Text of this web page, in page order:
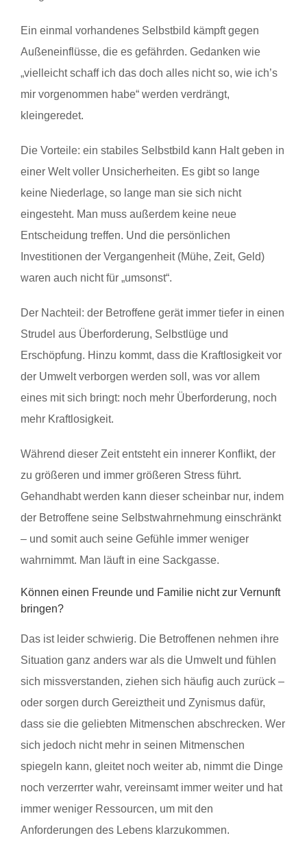
Ein einmal vorhandenes Selbstbild kämpft gegen
Außeneinflüsse, die es gefährden. Gedanken wie
„vielleicht schaff ich das doch alles nicht so, wie ich’s
mir vorgenommen habe“ werden verdrängt,
kleingeredet.
Die Vorteile: ein stabiles Selbstbild kann Halt geben in
einer Welt voller Unsicherheiten. Es gibt so lange
keine Niederlage, so lange man sie sich nicht
eingesteht. Man muss außerdem keine neue
Entscheidung treffen. Und die persönlichen
Investitionen der Vergangenheit (Mühe, Zeit, Geld)
waren auch nicht für „umsonst“.
Der Nachteil: der Betroffene gerät immer tiefer in einen
Strudel aus Überforderung, Selbstlüge und
Erschöpfung. Hinzu kommt, dass die Kraftlosigkeit vor
der Umwelt verborgen werden soll, was vor allem
eines mit sich bringt: noch mehr Überforderung, noch
mehr Kraftlosigkeit.
Während dieser Zeit entsteht ein innerer Konflikt, der
zu größeren und immer größeren Stress führt.
Gehandhabt werden kann dieser scheinbar nur, indem
der Betroffene seine Selbstwahrnehmung einschränkt
– und somit auch seine Gefühle immer weniger
wahrnimmt. Man läuft in eine Sackgasse.
Können einen Freunde und Familie nicht zur Vernunft
bringen?
Das ist leider schwierig. Die Betroffenen nehmen ihre
Situation ganz anders war als die Umwelt und fühlen
sich missverstanden, ziehen sich häufig auch zurück –
oder sorgen durch Gereiztheit und Zynismus dafür,
dass sie die geliebten Mitmenschen abschrecken. Wer
sich jedoch nicht mehr in seinen Mitmenschen
spiegeln kann, gleitet noch weiter ab, nimmt die Dinge
noch verzerrter wahr, vereinsamt immer weiter und hat
immer weniger Ressourcen, um mit den
Anforderungen des Lebens klarzukommen.